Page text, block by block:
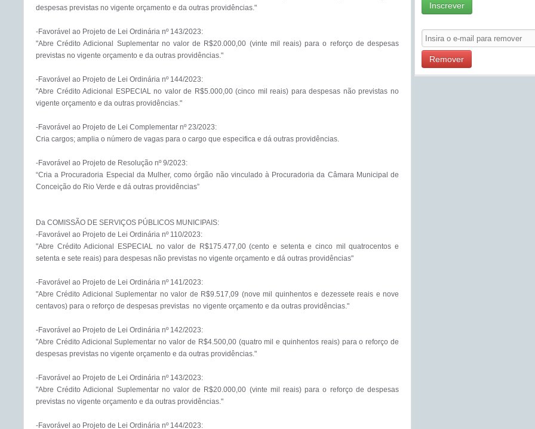
Inscrever
Remover